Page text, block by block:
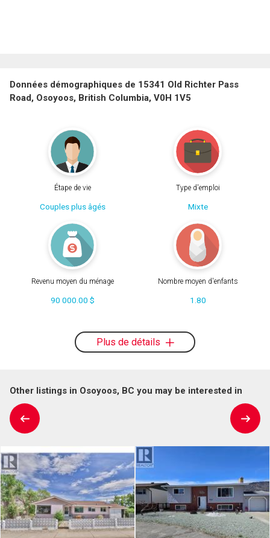
Données démographiques de 15341 Old Richter Pass
Road, Osoyoos, British Columbia, V0H 1V5
Étape de vie
Couples plus âgés
Type d'emploi
Mixte
Revenu moyen du ménage
90 000.00 $
Nombre moyen d'enfants
1.80
Plus de détails
Other listings in Osoyoos, BC you may be interested in